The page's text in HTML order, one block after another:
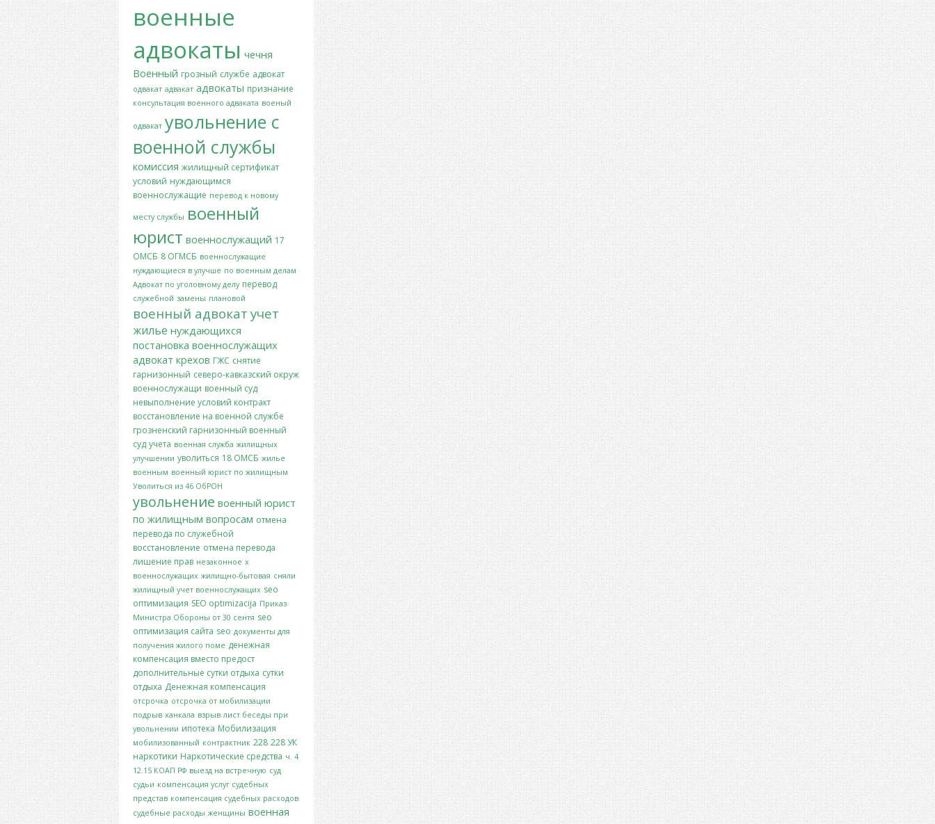
военные
адвокаты чечня
Военный грозный службе адвокат
одвакат адвакат адвокаты признание
консультация военного адваката военый
одвакат увольнение с
военной службы
комиссия жилищный сертификат
условий нуждающимся
военнослужащие перевод к новому
месту службы военный
юрист военнослужащий 17
ОМСБ 8 ОГМСБ военнослужащие
нуждающиеся в улучше по военным делам
Адвокат по уголовному делу перевод
служебной замены плановой
военный адвокат учет
жилье нуждающихся
постановка военнослужащих
адвокат крехов ГЖС снятие
гарнизонный северо-кавказский окруж
военнослужащи военный суд
невыполнение условий контракт
восстановление на военной службе
грозненский гарнизонный военный
суд учета военная служба жилищных
улучшении уволиться 18 ОМСБ жилье
военным военный юрист по жилищным
Уволиться из 46 ОбРОН
увольнение военный юрист
по жилищным вопросам отмена
перевода по служебной
восстановление отмена перевода
лишение прав незаконное х
военнослужащих жилищно-бытовая сняли
жилищный учет военнослужащих seo
оптимизация SEO optimizacija Приказ
Министра Обороны от 30 сентя seo
оптимизация сайта seo документы для
получения жилого поме денежная
компенсация вместо предост
дополнительные сутки отдыха сутки
отдыха Денежная компенсация
отсрочка отсрочка от мобилизации
подрыв ханкала взрыв лист беседы при
увольнении ипотека Мобилизация
мобилизованный контрактник 228 228 УК
наркотики Наркотические средства ч. 4
12.15 КОАП РФ выезд на встречную суд
судьи компенсация услуг судебных
представ компенсация судебных расходов
судебные расходы женщины военная